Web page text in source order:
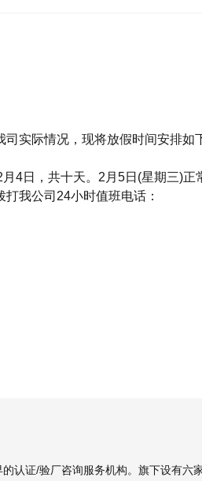
实际情况，现将放假时间安排如
4日，共十天。2月5日(星期三)正
我公司24小时值班电话：
认证/验厂咨询服务机构。旗下设有六